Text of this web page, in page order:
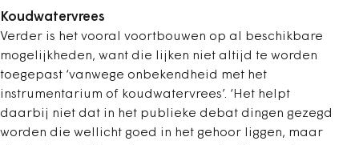
Koudwatervrees
Verder is het vooral voortbouwen op al beschikbare
mogelijkheden, want die lijken niet altijd te worden
toegepast ‘vanwege onbekendheid met het
instrumentarium of koudwatervrees’. ‘Het helpt
daarbij niet dat in het publieke debat dingen gezegd
worden die wellicht goed in het gehoor liggen, maar